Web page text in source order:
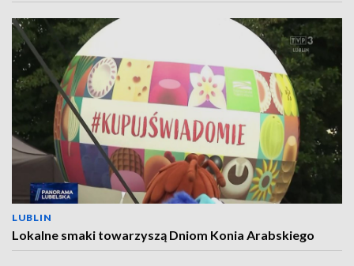
LUBLIN
Lokalne smaki towarzyszą Dniom Konia Arabskiego